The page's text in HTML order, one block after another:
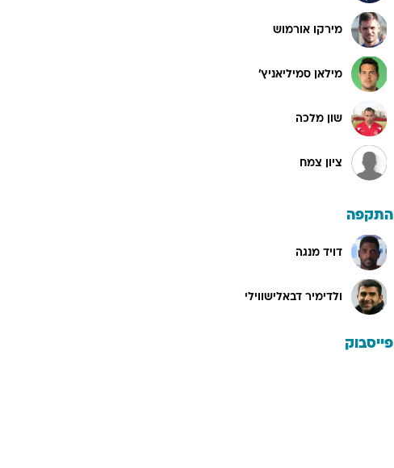
מירקו אורמוש
מילאן סמיליאניץ'
שון מלכה
ציון צמח
התקפה
דויד מנגה
ולדימיר דבאלישווילי
פייסבוק